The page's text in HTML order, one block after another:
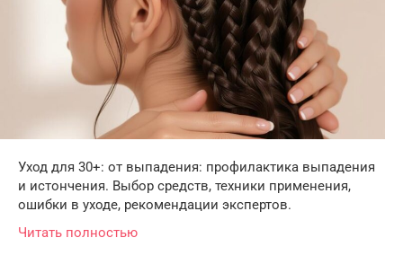
Уход для 30+: от выпадения: профилактика выпадения
и истончения. Выбор средств, техники применения,
ошибки в уходе, рекомендации экспертов.
Читать полностью